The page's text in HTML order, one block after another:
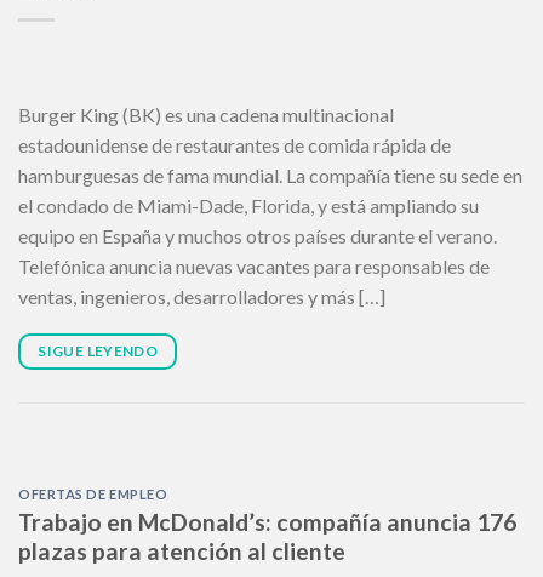
Burger King (BK) es una cadena multinacional
estadounidense de restaurantes de comida rápida de
hamburguesas de fama mundial. La compañía tiene su sede en
el condado de Miami-Dade, Florida, y está ampliando su
equipo en España y muchos otros países durante el verano.
Telefónica anuncia nuevas vacantes para responsables de
ventas, ingenieros, desarrolladores y más […]
SIGUE LEYENDO
OFERTAS DE EMPLEO
Trabajo en McDonald’s: compañía anuncia 176
plazas para atención al cliente